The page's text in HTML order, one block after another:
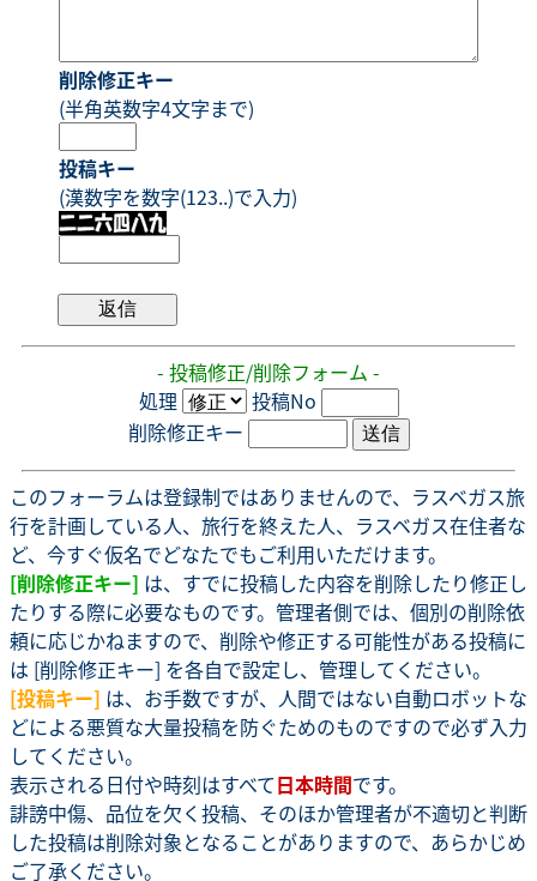
削除修正キー
(半角英数字4文字まで)
投稿キー
(漢数字を数字(123..)で入力)
- 投稿修正/削除フォーム -
処理
投稿No
削除修正キー
このフォーラムは登録制ではありませんので、ラスベガス旅
行を計画している人、旅行を終えた人、ラスベガス在住者な
ど、今すぐ仮名でどなたでもご利用いただけます。
[削除修正キー] は、すでに投稿した内容を削除したり修正し
たりする際に必要なものです。管理者側では、個別の削除依
頼に応じかねますので、削除や修正する可能性がある投稿に
は [削除修正キー] を各自で設定し、管理してください。
[投稿キー] は、お手数ですが、人間ではない自動ロボットな
どによる悪質な大量投稿を防ぐためのものですので必ず入力
してください。
表示される日付や時刻はすべて日本時間です。
誹謗中傷、品位を欠く投稿、そのほか管理者が不適切と判断
した投稿は削除対象となることがありますので、あらかじめ
ご了承ください。